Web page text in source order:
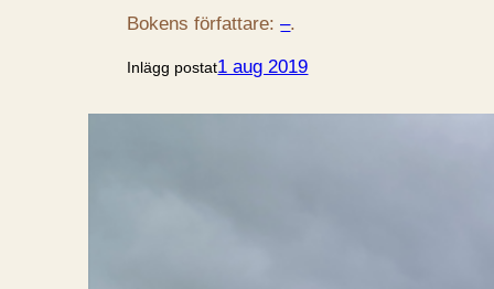
Bokens författare:–.
Inlägg postat1 aug 2019